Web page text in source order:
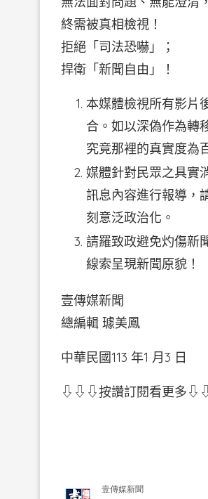
終需被真相檢視！
拒絕「司法恐嚇」；
捍衛「新聞自由」！
本媒體檢視所有影片
合。如以深偽作為轉
究竟那裡的真實度為
媒體針對民眾之具實
訊息內容進行報導，
刻意泛政治化。
請羅致政避免灼傷新
線索呈現新聞原貌！
壹傳媒新聞
總編輯 璩美鳳
中華民國113 年1 月3 日
⇩⇩⇩按讚訂閱看更多